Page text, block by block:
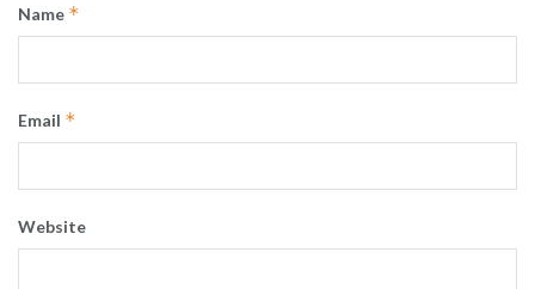
Name *
Email *
Website